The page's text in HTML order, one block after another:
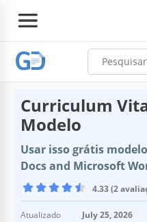
Curriculum
Modelo
Usar isso grátis
Docs and Microsoft
4.33 (2
Atualizado
July 25, 2026